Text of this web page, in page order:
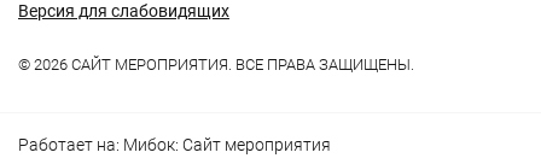
Версия для слабовидящих
© 2026 САЙТ МЕРОПРИЯТИЯ. ВСЕ ПРАВА ЗАЩИЩЕНЫ.
Работает на: Мибок: Сайт мероприятия